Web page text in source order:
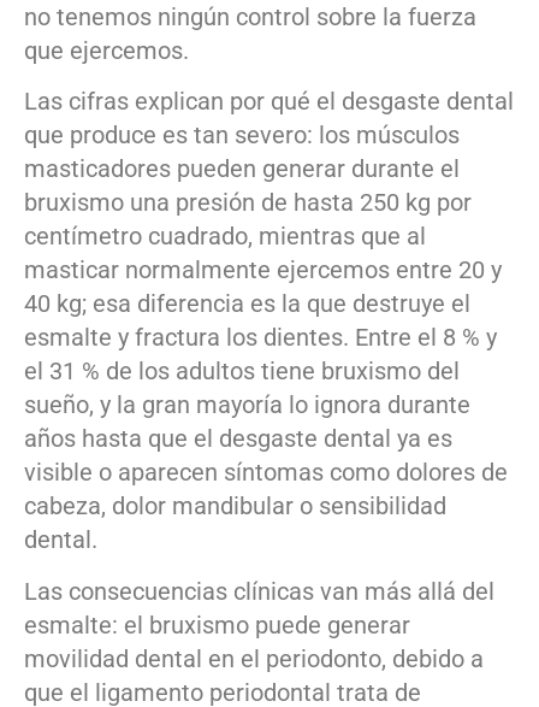
no tenemos ningún control sobre la fuerza
que ejercemos.
Las cifras explican por qué el desgaste dental
que produce es tan severo: los músculos
masticadores pueden generar durante el
bruxismo una presión de hasta 250 kg por
centímetro cuadrado, mientras que al
masticar normalmente ejercemos entre 20 y
40 kg; esa diferencia es la que destruye el
esmalte y fractura los dientes. Entre el 8 % y
el 31 % de los adultos tiene bruxismo del
sueño, y la gran mayoría lo ignora durante
años hasta que el desgaste dental ya es
visible o aparecen síntomas como dolores de
cabeza, dolor mandibular o sensibilidad
dental.
Las consecuencias clínicas van más allá del
esmalte: el bruxismo puede generar
movilidad dental en el periodonto, debido a
que el ligamento periodontal trata de